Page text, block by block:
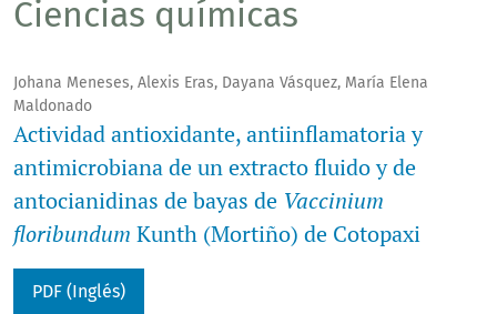
Ciencias químicas
Johana Meneses, Alexis Eras, Dayana Vásquez, María Elena
Maldonado
Actividad antioxidante, antiinflamatoria y
antimicrobiana de un extracto fluido y de
antocianidinas de bayas de Vaccinium
floribundum Kunth (Mortiño) de Cotopaxi
PDF (Inglés)